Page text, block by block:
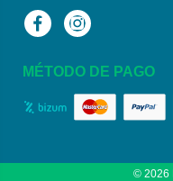
FacebookInstagram
MÉTODO DE PAGO
© 2026